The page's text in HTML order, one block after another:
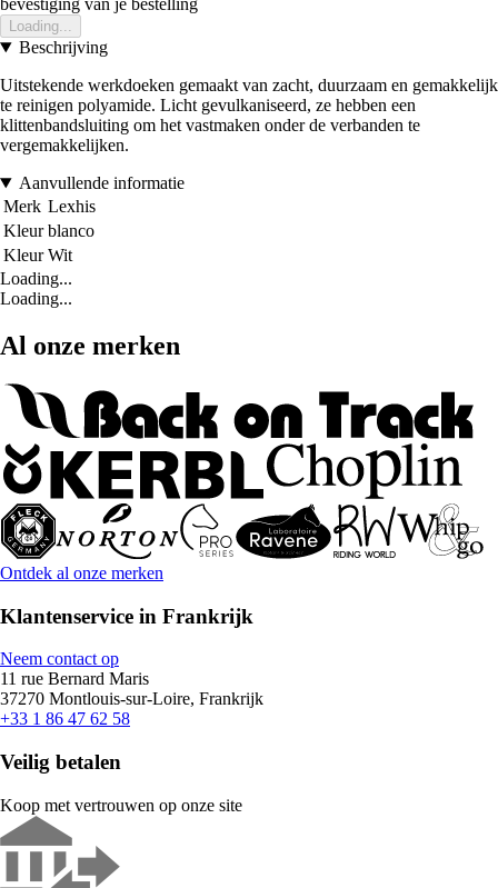
bevestiging van je bestelling
Loading...
Beschrijving
Uitstekende werkdoeken gemaakt van zacht, duurzaam en gemakkelijk
te reinigen polyamide. Licht gevulkaniseerd, ze hebben een
klittenbandsluiting om het vastmaken onder de verbanden te
vergemakkelijken.
Aanvullende informatie
Merk Lexhis
Kleur blanco
Kleur Wit
Loading...
Loading...
Al onze merken
Ontdek al onze merken
Klantenservice in Frankrijk
Neem contact op
11 rue Bernard Maris
37270 Montlouis-sur-Loire, Frankrijk
+33 1 86 47 62 58
Veilig betalen
Koop met vertrouwen op onze site